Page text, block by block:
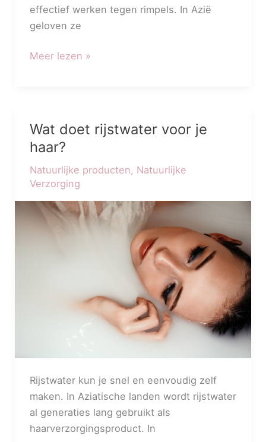
effectief werken tegen rimpels. In Azië
geloven ze
Meer lezen »
Wat doet rijstwater voor je
haar?
Natuurlijke producten, Natuurlijke
Verzorging
Rijstwater kun je snel en eenvoudig zelf
maken. In Aziatische landen wordt rijstwater
al generaties lang gebruikt als
haarverzorgingsproduct. In
Wat
doet
voor
haar?